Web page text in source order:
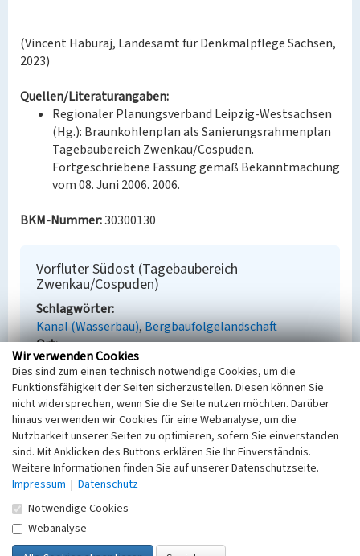
(Vincent Haburaj, Landesamt für Denkmalpflege Sachsen,
2023)
Quellen/Literaturangaben:
Regionaler Planungsverband Leipzig-Westsachsen
(Hg.): Braunkohlenplan als Sanierungsrahmenplan
Tagebaubereich Zwenkau/Cospuden.
Fortgeschriebene Fassung gemäß Bekanntmachung
vom 08. Juni 2006. 2006.
BKM-Nummer:30300130
Vorfluter Südost (Tagebaubereich
Zwenkau/Cospuden)
Schlagwörter
Kanal (Wasserbau) Bergbaufolgelandschaft
Ort
Zwenkau
Fachsicht(en)
Denkmalpflege
Erfassungsmaßstab
i.d.R. 1:5.000 (größer als 1:20.000)
Erfassungsmethode
Übernahme aus externer Fachdatenbank
Empfohlene Zitierweise
Wir verwenden Cookies
Dies sind zum einen technisch notwendige Cookies, um die
Funktionsfähigkeit der Seiten sicherzustellen. Diesen können Sie
nicht widersprechen, wenn Sie die Seite nutzen möchten. Darüber
hinaus verwenden wir Cookies für eine Webanalyse, um die
Nutzbarkeit unserer Seiten zu optimieren, sofern Sie einverstanden
sind. Mit Anklicken des Buttons erklären Sie Ihr Einverständnis.
Weitere Informationen finden Sie auf unserer Datenschutzseite.
Impressum | Datenschutz
Notwendige Cookies
Webanalyse